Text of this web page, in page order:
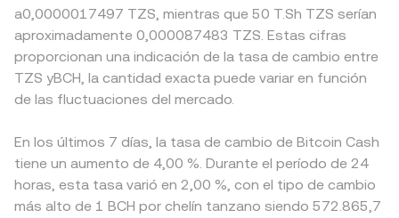
a0,0000017497 TZS, mientras que 50 T.Sh TZS serían
aproximadamente 0,000087483 TZS. Estas cifras
proporcionan una indicación de la tasa de cambio entre
TZS yBCH, la cantidad exacta puede variar en función
de las fluctuaciones del mercado.
En los últimos 7 días, la tasa de cambio de Bitcoin Cash
tiene un aumento de 4,00 %. Durante el período de 24
horas, esta tasa varió en 2,00 %, con el tipo de cambio
más alto de 1 BCH por chelín tanzano siendo 572.865,7